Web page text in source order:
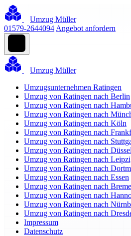
Umzug Müller
01579-2644094 Angebot anfordern
Umzug Müller
Umzugsunternehmen Ratingen
Umzug von Ratingen nach Berlin
Umzug von Ratingen nach
Umzug von Ratingen nach
Umzug von Ratingen nach Köln
Umzug von Ratingen nach
Umzug von Ratingen nach
Umzug von Ratingen nach
Umzug von Ratingen nach
Umzug von Ratingen nach
Umzug von Ratingen nach Essen
Umzug von Ratingen nach
Umzug von Ratingen nach
Umzug von Ratingen nach
Umzug von Ratingen nach
Impressum
Datenschutz